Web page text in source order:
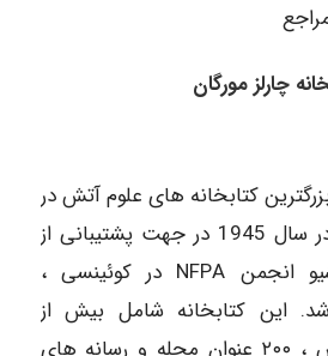
چارلز مورگان
کتابخانه های علوم آتش در
سطح جهان بوده و در سال 1945 در جهت پشتیبانی از
تحقیق و حفظ آرشیو انجمن NFPA در کوئینسی ،
این کتابخانه شامل بیش از
۲۵۰۰۰ کتاب و گزارش ، ۲۰۰ عنوان مجله و رسانه های